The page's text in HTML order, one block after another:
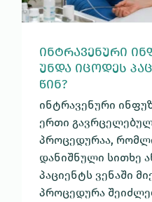
ᲘᲜᲢᲠᲐᲕᲔᲜᲣᲠᲘ
ᲣᲜᲓᲐ ᲘᲪᲝᲓᲔᲡ
ᲬᲘᲜ?
ინტრავენური
ერთი
პროცედურაა,
დანიშნული სითხე
პაციენტს ვენაში
პროცედურა